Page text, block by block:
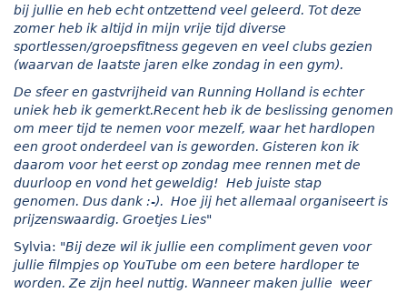
bij jullie en heb echt ontzettend veel geleerd. Tot deze
zomer heb ik altijd in mijn vrije tijd diverse
sportlessen/groepsfitness gegeven en veel clubs gezien
(waarvan de laatste jaren elke zondag in een gym).
De sfeer en gastvrijheid van Running Holland is echter
uniek heb ik gemerkt.Recent heb ik de beslissing genomen
om meer tijd te nemen voor mezelf, waar het hardlopen
een groot onderdeel van is geworden. Gisteren kon ik
daarom voor het eerst op zondag mee rennen met de
duurloop en vond het geweldig! Heb juiste stap
genomen. Dus dank :-). Hoe jij het allemaal organiseert is
prijzenswaardig. Groetjes Lies"
Sylvia: "Bij deze wil ik jullie een compliment geven voor
jullie filmpjes op YouTube om een betere hardloper te
worden. Ze zijn heel nuttig. Wanneer maken jullie weer